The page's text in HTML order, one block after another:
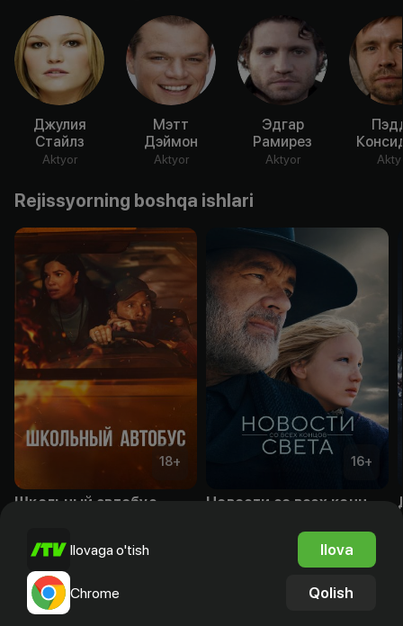
Джулия
Стайлз
Aktyor
Мэтт
Дэймон
Aktyor
Эдгар
Рамирез
Aktyor
Rejissyorning boshqa ishlari
18+
Школьный автобус
16+
Ilovaga o'tish Ilova
Chrome Qolish